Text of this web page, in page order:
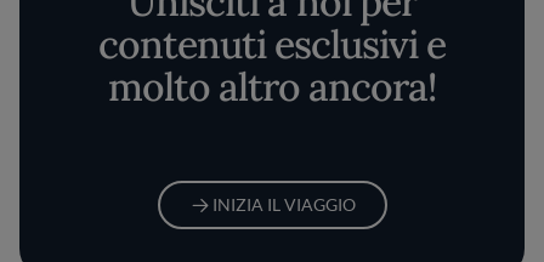
contenuti esclusivi e
molto altro ancora!
INIZIA IL VIAGGIO